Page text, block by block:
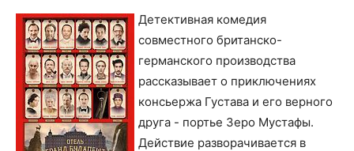
Детективная комедия
совместного британско-
германского производства
рассказывает о приключениях
консьержа Густава и его верного
друга - портье Зеро Мустафы.
Действие разворачивается в